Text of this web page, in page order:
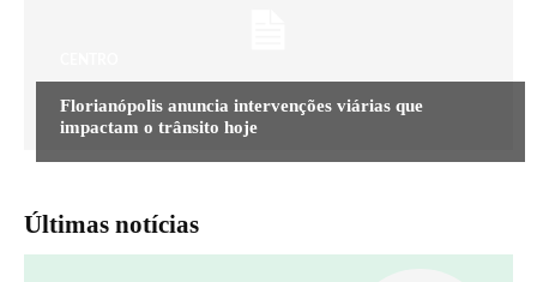
Florianópolis anuncia intervenções viárias que
impactam o trânsito hoje
Últimas notícias